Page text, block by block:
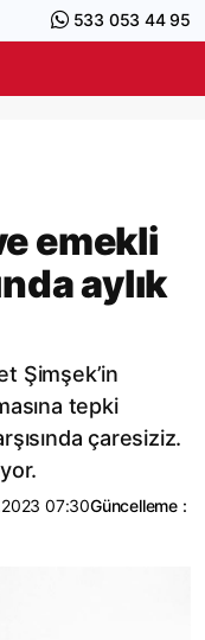
533 053 44 95
emekli
aylık
Şimşek’in
tepki
çaresiziz.
07:30Güncelleme :